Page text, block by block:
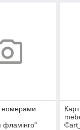
номерами
фламінго"